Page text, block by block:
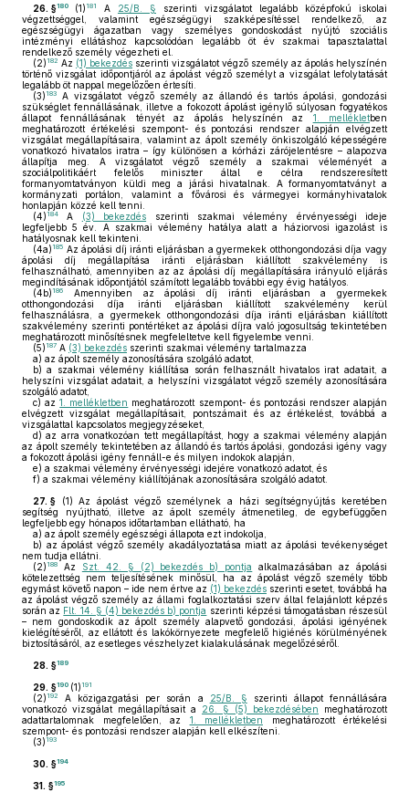
26. §180 (1) 181 A 25/B. § szerinti vizsgálatot legalább középfokú iskolai
végzettséggel, valamint egészségügyi szakképesítéssel rendelkező, az
egészségügyi ágazatban vagy személyes gondoskodást nyújtó szociális
intézményi ellátáshoz kapcsolódóan legalább öt év szakmai tapasztalattal
rendelkező személy végezheti el.
(2) 182 Az (1) bekezdés szerinti vizsgálatot végző személy az ápolás helyszínén
történő vizsgálat időpontjáról az ápolást végző személyt a vizsgálat lefolytatását
legalább öt nappal megelőzően értesíti.
(3) 183
A vizsgálatot végző személy az állandó és tartós ápolási, gondozási
szükséglet fennállásának, illetve a fokozott ápolást igénylő súlyosan fogyatékos
állapot fennállásának tényét az ápolás helyszínén az 1. mellékletben
meghatározott értékelési szempont- és pontozási rendszer alapján elvégzett
vizsgálat megállapításaira, valamint az ápolt személy önkiszolgáló képességére
vonatkozó hivatalos iratra – így különösen a kórházi zárójelentésre – alapozva
állapítja meg. A vizsgálatot végző személy a szakmai véleményét a
szociálpolitikáért felelős miniszter által e célra rendszeresített
formanyomtatványon küldi meg a járási hivatalnak. A formanyomtatványt a
kormányzati portálon, valamint a fővárosi és vármegyei kormányhivatalok
honlapján közzé kell tenni.
(4) 184 A (3) bekezdés szerinti szakmai vélemény érvényességi ideje
legfeljebb 5 év. A szakmai vélemény hatálya alatt a háziorvosi igazolást is
hatályosnak kell tekinteni.
(4a) 185 Az ápolási díj iránti eljárásban a gyermekek otthongondozási díja vagy
ápolási díj megállapítása iránti eljárásban kiállított szakvélemény is
felhasználható, amennyiben az az ápolási díj megállapítására irányuló eljárás
megindításának időpontjától számított legalább további egy évig hatályos.
(4b) 186
Amennyiben az ápolási díj iránti eljárásban a gyermekek
otthongondozási díja iránti eljárásban kiállított szakvélemény kerül
felhasználásra, a gyermekek otthongondozási díja iránti eljárásban kiállított
szakvélemény szerinti pontértéket az ápolási díjra való jogosultság tekintetében
meghatározott minősítésnek megfeleltetve kell figyelembe venni.
(5) 187 A (3) bekezdés szerinti szakmai vélemény tartalmazza
a) az ápolt személy azonosítására szolgáló adatot,
b) a szakmai vélemény kiállítása során felhasznált hivatalos irat adatait, a
helyszíni vizsgálat adatait, a helyszíni vizsgálatot végző személy azonosítására
szolgáló adatot,
c) az1. mellékletben meghatározott szempont- és pontozási rendszer alapján
elvégzett vizsgálat megállapításait, pontszámait és az értékelést, továbbá a
vizsgálattal kapcsolatos megjegyzéseket,
d) az arra vonatkozóan tett megállapítást, hogy a szakmai vélemény alapján
az ápolt személy tekintetében az állandó és tartós ápolási, gondozási igény vagy
a fokozott ápolási igény fennáll-e és milyen indokok alapján,
e) a szakmai vélemény érvényességi idejére vonatkozó adatot, és
f) a szakmai vélemény kiállítójának azonosítására szolgáló adatot.
27. § (1) Az ápolást végző személynek a házi segítségnyújtás keretében
segítség nyújtható, illetve az ápolt személy átmenetileg, de egybefüggően
legfeljebb egy hónapos időtartamban ellátható, ha
a) az ápolt személy egészségi állapota ezt indokolja,
b) az ápolást végző személy akadályoztatása miatt az ápolási tevékenységet
nem tudja ellátni.
(2) 188 Az Szt. 42. § (2) bekezdés b) pontja
alkalmazásában az ápolási
kötelezettség nem teljesítésének minősül, ha az ápolást végző személy több
egymást követő napon – ide nem értve az (1) bekezdés szerinti esetet, továbbá ha
az ápolást végző személy az állami foglalkoztatási szerv által felajánlott képzés
során az Flt. 14. § (4) bekezdés b) pontja szerinti képzési támogatásban részesül
– nem gondoskodik az ápolt személy alapvető gondozási, ápolási igényének
kielégítéséről, az ellátott és lakókörnyezete megfelelő higiénés körülményének
biztosításáról, az esetleges vészhelyzet kialakulásának megelőzéséről.
28. §189
29. §190 (1) 191
(2) 192 A közigazgatási per során a 25/B. § szerinti állapot fennállására
vonatkozó vizsgálat megállapításait a 26. § (5) bekezdésében meghatározott
adattartalomnak megfelelően, az 1. mellékletben meghatározott értékelési
szempont- és pontozási rendszer alapján kell elkészíteni.
(3) 193
30. §194
31. §195